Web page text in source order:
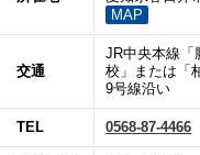
MAP
交通
JR中央本線「
校」または「
9号線沿い
TEL 0568-87-4466